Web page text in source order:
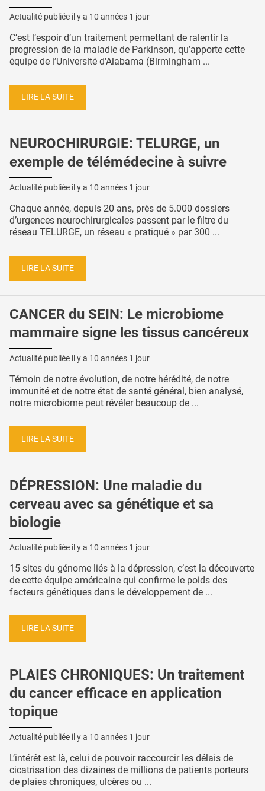
Actualité publiée il y a 10 années 1 jour
C’est l’espoir d’un traitement permettant de ralentir la
progression de la maladie de Parkinson, qu’apporte cette
équipe de l’Université d'Alabama (Birmingham ...
LIRE LA SUITE
NEUROCHIRURGIE: TELURGE, un
exemple de télémédecine à suivre
Actualité publiée il y a 10 années 1 jour
Chaque année, depuis 20 ans, près de 5.000 dossiers
d’urgences neurochirurgicales passent par le filtre du
réseau TELURGE, un réseau « pratiqué » par 300 ...
LIRE LA SUITE
CANCER du SEIN: Le microbiome
mammaire signe les tissus cancéreux
Actualité publiée il y a 10 années 1 jour
Témoin de notre évolution, de notre hérédité, de notre
immunité et de notre état de santé général, bien analysé,
notre microbiome peut révéler beaucoup de ...
LIRE LA SUITE
DÉPRESSION: Une maladie du
cerveau avec sa génétique et sa
biologie
Actualité publiée il y a 10 années 1 jour
15 sites du génome liés à la dépression, c’est la découverte
de cette équipe américaine qui confirme le poids des
facteurs génétiques dans le développement de ...
LIRE LA SUITE
PLAIES CHRONIQUES: Un traitement
du cancer efficace en application
topique
Actualité publiée il y a 10 années 1 jour
L’intérêt est là, celui de pouvoir raccourcir les délais de
cicatrisation des dizaines de millions de patients porteurs
de plaies chroniques, ulcères ou ...